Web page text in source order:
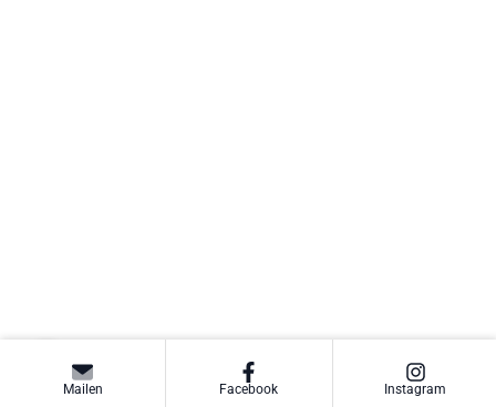
Mailen Facebook Instagram